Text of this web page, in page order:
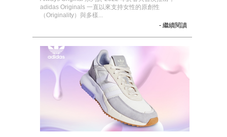
adidas Originals 一直以來支持女性的原創性
（Originality）與多樣...
- 繼續閱讀